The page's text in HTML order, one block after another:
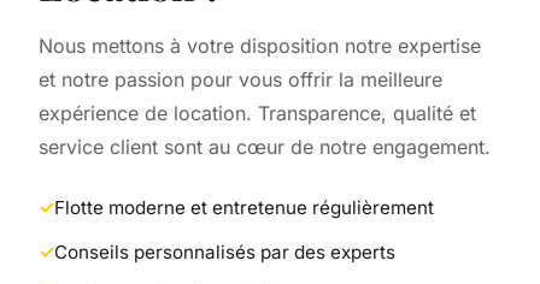
Nous mettons à votre disposition notre expertise
et notre passion pour vous offrir la meilleure
expérience de location. Transparence, qualité et
service client sont au cœur de notre engagement.
Flotte moderne et entretenue régulièrement
Conseils personnalisés par des experts